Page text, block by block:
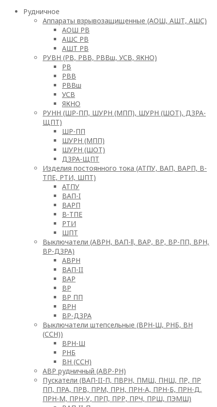
Рудничное
Аппараты взрывозащищенные (АОШ, АШТ, АШС)
АОШ РВ
АШС РВ
АШТ РВ
РУВН (РВ, РВВ, РВВш, УСВ, ЯКНО)
РВ
РВВ
РВВш
УСВ
ЯКНО
РУНН (ШР-ПП, ШУРН (МПП), ШУРН (ШОТ), ДЗРА-
ЩПТ)
ШР-ПП
ШУРН (МПП)
ШУРН (ШОТ)
ДЗРА-ЩПТ
Изделия постоянного тока (АТПУ, ВАП, ВАРП, В-
ТПЕ, РТИ, ШПТ)
АТПУ
ВАП-I
ВАРП
В-ТПЕ
РТИ
ШПТ
Выключатели (АВРН, ВАП-ll, ВАР, ВР, ВР-ПП, ВРН,
ВР-ДЗРА)
АВРН
ВАП-II
ВАР
ВР
ВР ПП
ВРН
ВР-ДЗРА
Выключатели штепсельные (ВРН-Ш, РНБ, ВН
(ССН))
ВРН-Ш
РНБ
ВН (ССН)
АВР рудничный (АВР-РН)
Пускатели (ВАП-II-П, ПВРН, ПМШ, ПНШ, ПР, ПР
ПП, ПРА, ПРВ, ПРМ, ПРН, ПРН-А, ПРН-Б, ПРН-Д,
ПРН-М, ПРН-У, ПРП, ПРР, ПРЧ, ПРШ, ПЭМШ)